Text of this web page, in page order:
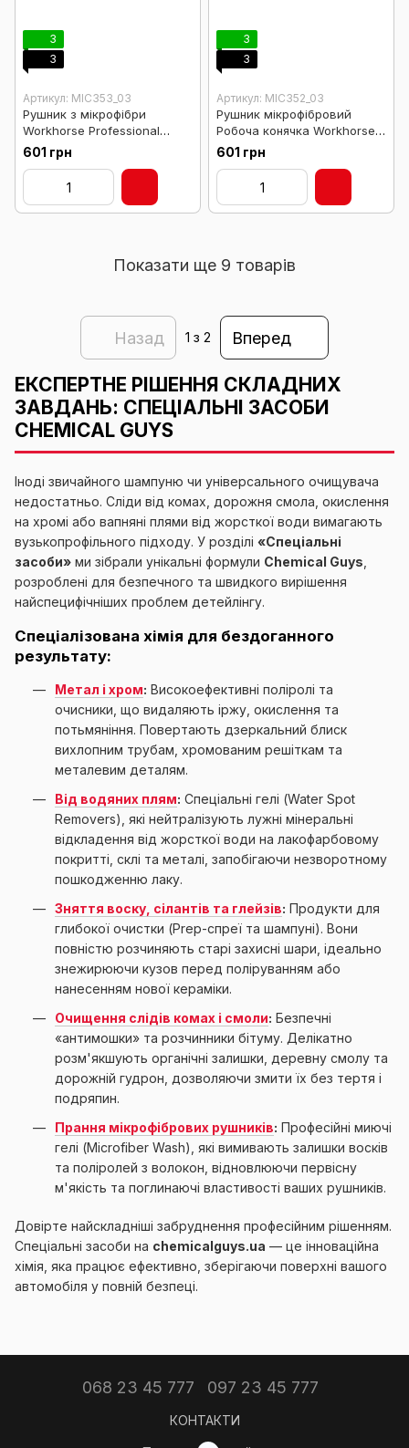
3
3
Артикул: MIC353_03
Рушник з мікрофібри
Workhorse Professional
Grade, чорний 40*40см 3
601 грн
3
3
Артикул: MIC352_03
Рушник мікрофібровий
Робоча конячка Workhorse
Professional Grade
Microfiber Towel, Grey 3 шт
601 грн
Показати ще 9 товарів
Назад 1 з 2 Вперед
ЕКСПЕРТНЕ РІШЕННЯ СКЛАДНИХ
ЗАВДАНЬ: СПЕЦІАЛЬНІ ЗАСОБИ
CHEMICAL GUYS
Іноді звичайного шампуню чи універсального очищувача
недостатньо. Сліди від комах, дорожня смола, окислення
на хромі або вапняні плями від жорсткої води вимагають
вузькопрофільного підходу. У розділі «Спеціальні
засоби» ми зібрали унікальні формули Chemical Guys,
розроблені для безпечного та швидкого вирішення
найспецифічніших проблем детейлінгу.
Спеціалізована хімія для бездоганного
результату:
Метал і хром: Високоефективні поліролі та
очисники, що видаляють іржу, окислення та
потьмяніння. Повертають дзеркальний блиск
вихлопним трубам, хромованим решіткам та
металевим деталям.
Від водяних плям: Спеціальні гелі (Water Spot
Removers), які нейтралізують лужні мінеральні
відкладення від жорсткої води на лакофарбовому
покритті, склі та металі, запобігаючи незворотному
пошкодженню лаку.
Зняття воску, сілантів та глейзів: Продукти для
глибокої очистки (Prep-спреї та шампуні). Вони
повністю розчиняють старі захисні шари, ідеально
знежирюючи кузов перед поліруванням або
нанесенням нової кераміки.
Очищення слідів комах і смоли: Безпечні
«антимошки» та розчинники бітуму. Делікатно
розм'якшують органічні залишки, деревну смолу та
дорожній гудрон, дозволяючи змити їх без тертя і
подряпин.
Прання мікрофібрових рушників: Професійні миючі
гелі (Microfiber Wash), які вимивають залишки восків
та поліролей з волокон, відновлюючи первісну
м'якість та поглинаючі властивості ваших рушників.
Довірте найскладніші забруднення професійним рішенням.
Спеціальні засоби на chemicalguys.ua — це інноваційна
хімія, яка працює ефективно, зберігаючи поверхні вашого
автомобіля у повній безпеці.
068 23 45 777 097 23 45 777
КОНТАКТИ